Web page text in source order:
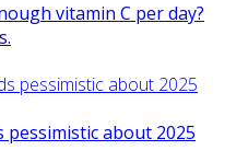
vitamin C per day?
pessimistic about 2025